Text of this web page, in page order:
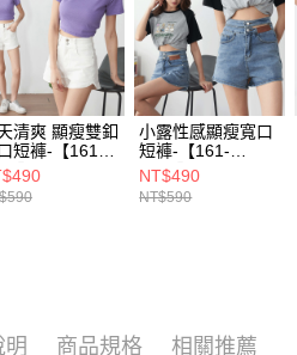
清爽 顯瘦雙釦
短褲-【161-
】
小露性感顯瘦寬口
短褲-【161-
5336】
NT$490
NT$590
明 商品規格 相關推薦